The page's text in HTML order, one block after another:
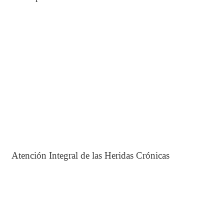
Atención Integral de las Heridas Crónicas